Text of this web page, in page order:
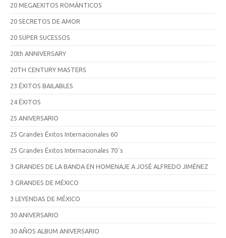
20 MEGAEXITOS ROMÁNTICOS
20 SECRETOS DE AMOR
20 SUPER SUCESSOS
20th ANNIVERSARY
20TH CENTURY MASTERS
23 ÉXITOS BAILABLES
24 ÉXITOS
25 ANIVERSARIO
25 Grandes Éxitos Internacionales 60
25 Grandes Éxitos Internacionales 70´s
3 GRANDES DE LA BANDA EN HOMENAJE A JOSÉ ALFREDO JIMÉNEZ
3 GRANDES DE MÉXICO
3 LEYENDAS DE MÉXICO
30 ANIVERSARIO
30 AÑOS ALBUM ANIVERSARIO